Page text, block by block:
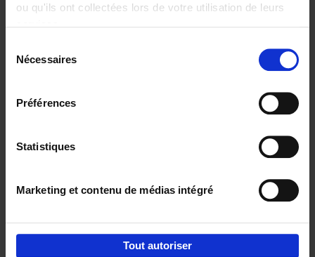
ou qu'ils ont collectées lors de votre utilisation de leurs
Nécessaires
Préférences
Statistiques
Marketing et contenu de médias intégré
Tout autoriser
Digital marketing like a PRO -
completely revised edition (EN)